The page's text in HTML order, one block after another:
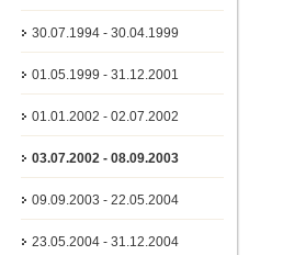
30.07.1994 - 30.04.1999
01.05.1999 - 31.12.2001
01.01.2002 - 02.07.2002
03.07.2002 - 08.09.2003
09.09.2003 - 22.05.2004
23.05.2004 - 31.12.2004